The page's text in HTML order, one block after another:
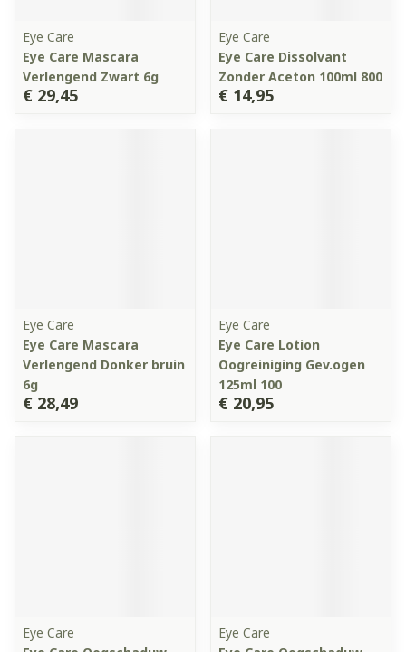
Eye Care
Eye Care Mascara
Verlengend Zwart 6g
€ 29,45
Eye Care
Eye Care Dissolvant
Zonder Aceton 100ml 800
€ 14,95
Eye Care
Eye Care Mascara
Verlengend Donker bruin
6g
€ 28,49
Eye Care
Eye Care Lotion
Oogreiniging Gev.ogen
125ml 100
€ 20,95
Eye Care
Eye Care